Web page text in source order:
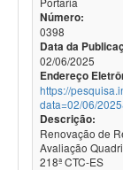
Número:
0398
Data da
02/06/2025
Endereço
https://
data=02/06/
Descrição:
Renovação de
Avaliação
218ª CTC-ES